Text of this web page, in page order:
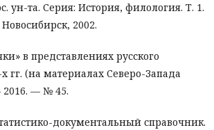
ун-та. Серия: История, филология. Т. 1.
2002.
в представлениях русского
х гг. (на материалах Северо-Запада
2016. — № 45.
документальный справочник.